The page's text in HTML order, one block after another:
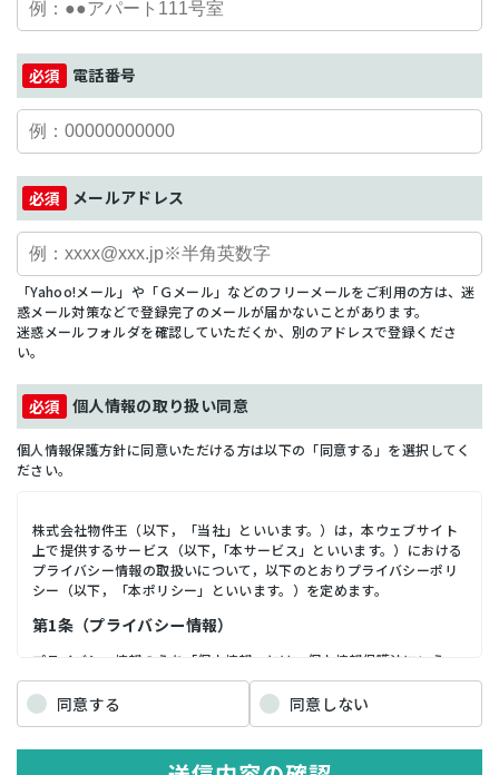
電話番号
メールアドレス
「Yahoo!メール」や「Ｇメール」などのフリーメールをご利用の方は、迷
惑メール対策などで登録完了のメールが届かないことがあります。
迷惑メールフォルダを確認していただくか、別のアドレスで登録くださ
い。
個人情報の取り扱い同意
個人情報保護方針に同意いただける方は以下の「同意する」を選択してく
ださい。
株式会社物件王（以下，「当社」といいます。）は，本ウェブサイト
上で提供するサービス（以下,「本サービス」といいます。）における
プライバシー情報の取扱いについて，以下のとおりプライバシーポリ
シー（以下，「本ポリシー」といいます。）を定めます。
第1条（プライバシー情報）
プライバシー情報のうち「個人情報」とは，個人情報保護法にいう
「個人情報」を指すものとし，生存する個人に関する情報であって，
当該情報に含まれる氏名，生年月日，住所，電話番号，連絡先その他
の記述等により特定の個人を識別できる情報を指します。 プライバシ
情報」以外のものをいい，ご利用いただいたサービスやご購入いただ
同意する 同意しない